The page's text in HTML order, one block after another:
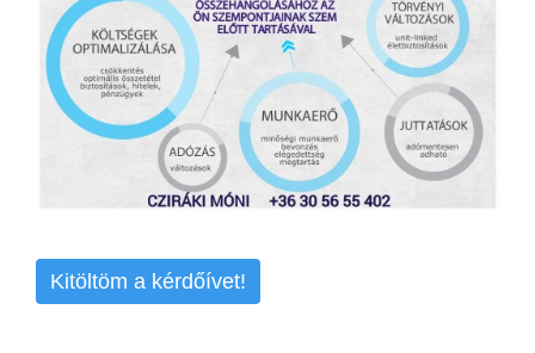
Kitöltöm a kérdőívet!